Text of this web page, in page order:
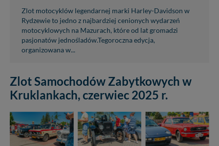
Zlot motocyklów legendarnej marki Harley-Davidson w
Rydzewie to jedno z najbardziej cenionych wydarzeń
motocyklowych na Mazurach, które od lat gromadzi
pasjonatów jednośladów.Tegoroczna edycja,
organizowana w...
Zlot Samochodów Zabytkowych w
Kruklankach, czerwiec 2025 r.